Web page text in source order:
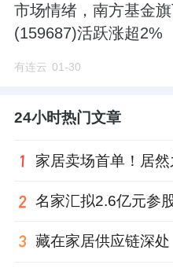
市场情绪，南方基金
(159687)活跃涨超2%
有连云 01-30
24小时热门文章